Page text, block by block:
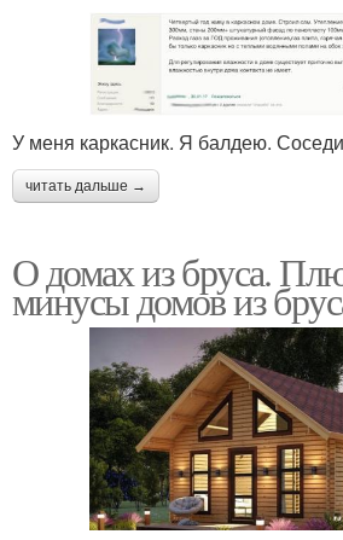
У меня каркасник. Я балдею. Соседи
читать дальше →
О домах из бруса.
минусы домов из